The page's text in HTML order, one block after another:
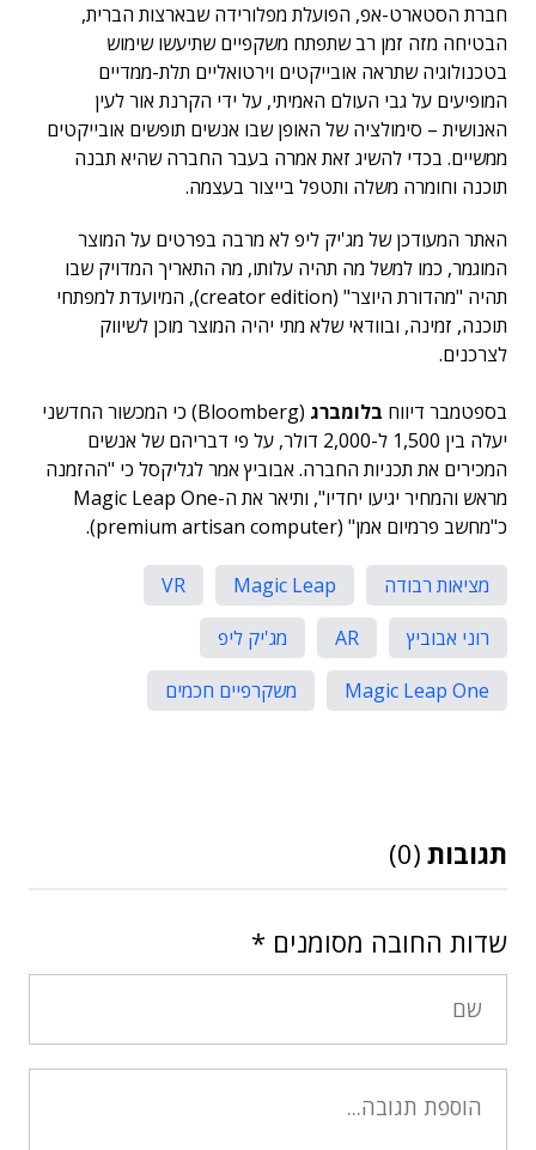
חברת הסטארט-אפ, הפועלת מפלורידה שבארצות הברית,
הבטיחה מזה זמן רב שתפתח משקפיים שתיעשו שימוש
בטכנולוגיה שתראה אובייקטים וירטואליים תלת-ממדיים
המופיעים על גבי העולם האמיתי, על ידי הקרנת אור לעין
האנושית – סימולציה של האופן שבו אנשים תופשים אובייקטים
ממשיים. בכדי להשיג זאת אמרה בעבר החברה שהיא תבנה
תוכנה וחומרה משלה ותטפל בייצור בעצמה.
האתר המעודכן של מג'יק ליפ לא מרבה בפרטים על המוצר
המוגמר, כמו למשל מה תהיה עלותו, מה התאריך המדויק שבו
תהיה "מהדורת היוצר" (creator edition), המיועדת למפתחי
תוכנה, זמינה, ובוודאי שלא מתי יהיה המוצר מוכן לשיווק
לצרכנים.
בספטמבר דיווח בלומברג
(Bloomberg) כי המכשור החדשני
יעלה בין 1,500 ל-2,000 דולר, על פי דבריהם של אנשים
המכירים את תכניות החברה. אבוביץ אמר לגליקסל כי "ההזמנה
מראש והמחיר יגיעו יחדיו", ותיאר את ה-Magic Leap One
כ"מחשב פרמיום אמן" (premium artisan computer).
מציאות רבודה Magic Leap
VR
רוני אבוביץ
AR
מג'יק ליפ
Magic Leap One
משקרפיים חכמים
תגובות (0)
שדות החובה מסומנים *